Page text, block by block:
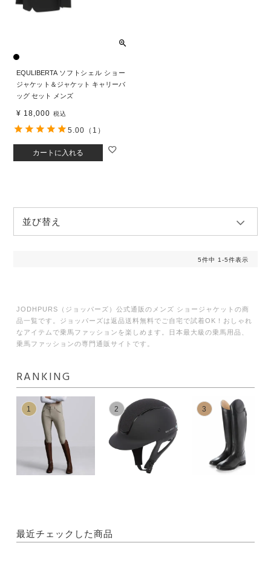
EQULIBERTA ソフトシェル ショー
ジャケット＆ジャケット キャリーバ
ッグ セット メンズ
¥ 18,000 税込
カートに入れる
5.00 （1）
並び替え
5件中 1-5件表示
JODHPURS（ジョッパーズ）公式通販のメンズ ショージャケットの商
品一覧です。ジョッパーズは返品送料無料でご自宅で試着OK！おしゃれ
なアイテムで乗馬ファッションを楽しめます。日本最大級の乗馬用品、
乗馬ファッションの専門通販サイトです。
RANKING
1 2 3
最近チェックした商品